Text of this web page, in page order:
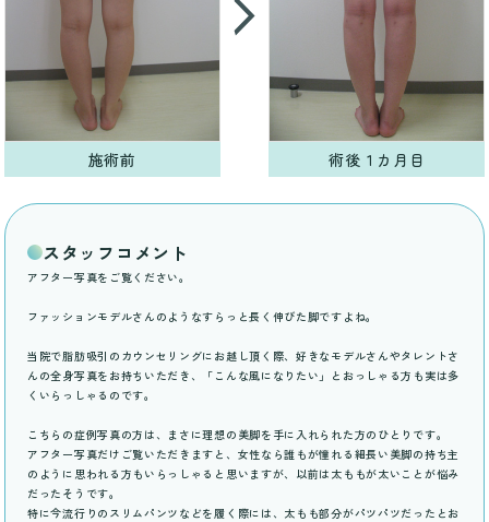
施術前 術後１カ月目
スタッフコメント
アフター写真をご覧ください。
ファッションモデルさんのようなすらっと長く伸びた脚ですよね。
当院で脂肪吸引のカウンセリングにお越し頂く際、好きなモデルさんやタレントさ
んの全身写真をお持ちいただき、「こんな風になりたい」とおっしゃる方も実は多
くいらっしゃるのです。
こちらの症例写真の方は、まさに理想の美脚を手に入れられた方のひとりです。
アフター写真だけご覧いただきますと、女性なら誰もが憧れる細長い美脚の持ち主
のように思われる方もいらっしゃると思いますが、以前は太ももが太いことが悩み
だったそうです。
特に今流行りのスリムパンツなどを履く際には、太もも部分がパツパツだったとお